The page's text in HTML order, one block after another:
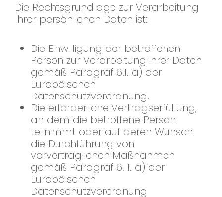
Die Rechtsgrundlage zur Verarbeitung
Ihrer persönlichen Daten ist:
Die Einwilligung der betroffenen
Person zur Verarbeitung ihrer Daten
gemäß Paragraf 6.1. a) der
Europäischen
Datenschutzverordnung.
Die erforderliche Vertragserfüllung,
an dem die betroffene Person
teilnimmt oder auf deren Wunsch
die Durchführung von
vorvertraglichen Maßnahmen
gemäß Paragraf 6. 1. a) der
Europäischen
Datenschutzverordnung